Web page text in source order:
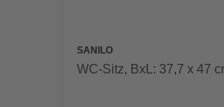
SANILO
WC-Sitz, BxL: 37,7 x 47